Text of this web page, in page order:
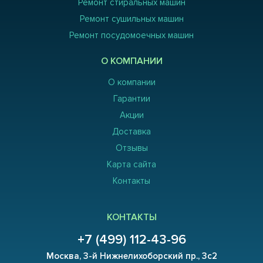
Ремонт стиральных машин
Ремонт сушильных машин
Ремонт посудомоечных машин
О КОМПАНИИ
О компании
Гарантии
Акции
Доставка
Отзывы
Карта сайта
Контакты
КОНТАКТЫ
+7 (499) 112-43-96
Москва, 3-й Нижнелихоборский пр., 3с2